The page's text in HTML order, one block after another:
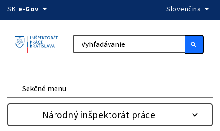
Preskočiť na obsah
SK e-Govarrow_drop_down Slovenčina arrow_drop_down
search
Sekčné menu
Národný inšpektorát práce